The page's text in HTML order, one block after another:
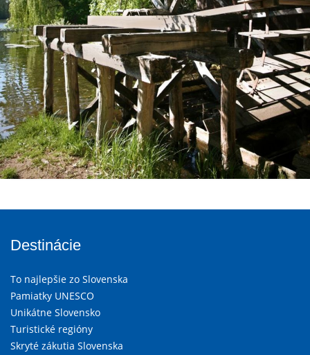
Destinácie
To najlepšie zo Slovenska
Pamiatky UNESCO
Unikátne Slovensko
Turistické regióny
Skryté zákutia Slovenska